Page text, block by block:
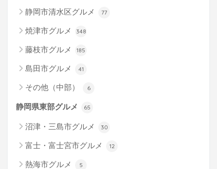
静岡市清水区グルメ 77
焼津市グルメ 348
藤枝市グルメ 185
島田市グルメ 41
その他（中部） 6
静岡県東部グルメ 65
沼津・三島市グルメ 30
富士・富士宮市グルメ 12
熱海市グルメ 5